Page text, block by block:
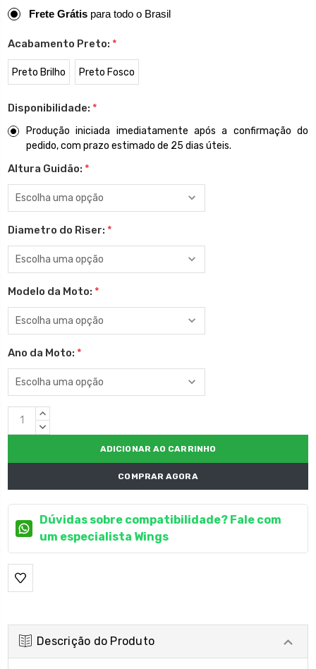
Frete Grátis para todo o Brasil
Acabamento Preto: *
Preto Brilho Preto Fosco
Disponibilidade: *
Produção iniciada imediatamente após a confirmação do
pedido, com prazo estimado de 25 dias úteis.
Altura Guidão: *
Diametro do Riser: *
Modelo da Moto: *
Ano da Moto: *
EstoqueQUANTIDADE
CRESCENTE:
QUANTIDADE
COMPRAR AGORA
Dúvidas sobre compatibilidade? Fale com
um especialista Wings
Descrição do Produto